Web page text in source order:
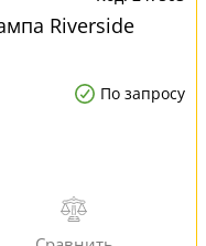
Riverside
По запросу